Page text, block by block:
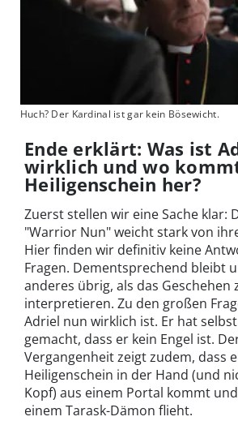
Huch? Der Kardinal ist gar kein Bösewicht.
Ende erklärt: Was ist
wirklich und wo
Heiligenschein her?
Zuerst stellen wir eine Sache klar:
"Warrior Nun" weicht stark von
Hier finden wir definitiv keine
Fragen. Dementsprechend bleibt
anderes übrig, als das Geschehen
interpretieren. Zu den großen
Adriel nun wirklich ist. Er hat
gemacht, dass er kein Engel ist.
Vergangenheit zeigt zudem, dass
Heiligenschein in der Hand (und
Kopf) aus einem Portal kommt
einem Tarask-Dämon flieht.